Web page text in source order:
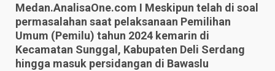
Medan.AnalisaOne.com I Meskipun telah di soal
permasalahan saat pelaksanaan Pemilihan
Umum (Pemilu) tahun 2024 kemarin di
Kecamatan Sunggal, Kabupaten Deli Serdang
hingga masuk persidangan di Bawaslu